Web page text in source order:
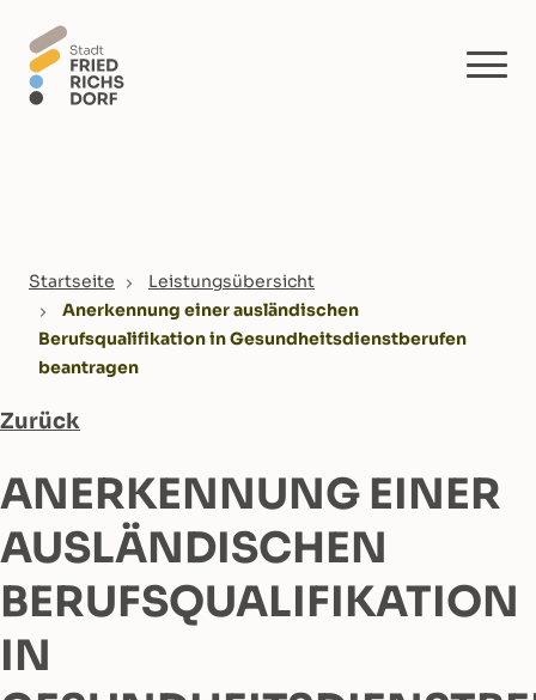
You are here:
Startseite
Leistungsübersicht
Anerkennung einer ausländischen
Berufsqualifikation in Gesundheitsdienstberufen
beantragen
Zurück
ANERKENNUNG EINER
AUSLÄNDISCHEN
BERUFSQUALIFIKATION
IN